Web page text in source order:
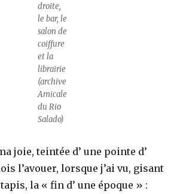
droite,
le bar, le
salon de
coiffure
et la
librairie
(archive
Amicale
du Rio
Salado)
joie, teintée d’ une pointe d’
l’avouer, lorsque j’ai vu, gisant
la « fin d’ une époque » :